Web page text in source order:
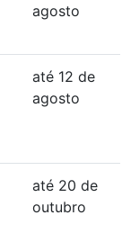
agosto
até 12 de
agosto
até 20 de
outubro